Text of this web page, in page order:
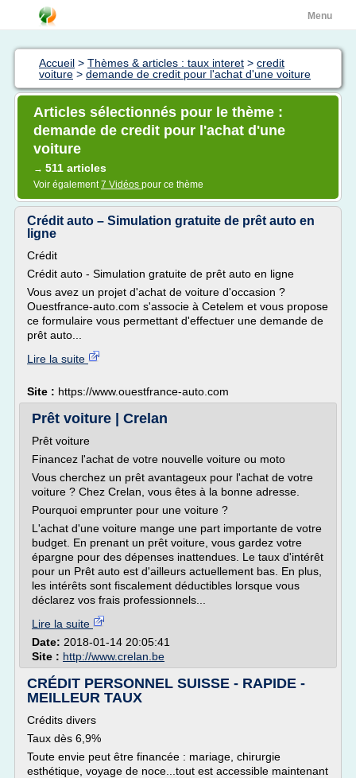
Menu
Accueil > Thèmes & articles : taux interet > credit
voiture > demande de credit pour l'achat d'une voiture
Articles sélectionnés pour le thème :
demande de credit pour l'achat d'une
voiture
→ 511 articles
Voir également7 Vidéos pour ce thème
Crédit auto – Simulation gratuite de prêt auto en
ligne
Crédit
Crédit auto - Simulation gratuite de prêt auto en ligne
Vous avez un projet d'achat de voiture d'occasion ?
Ouestfrance-auto.com s'associe à Cetelem et vous propose
ce formulaire vous permettant d'effectuer une demande de
prêt auto...
Lire la suite
Site : https://www.ouestfrance-auto.com
Prêt voiture | Crelan
Prêt voiture
Financez l'achat de votre nouvelle voiture ou moto
Vous cherchez un prêt avantageux pour l'achat de votre
voiture ? Chez Crelan, vous êtes à la bonne adresse.
Pourquoi emprunter pour une voiture ?
L'achat d'une voiture mange une part importante de votre
budget. En prenant un prêt voiture, vous gardez votre
épargne pour des dépenses inattendues. Le taux d'intérêt
pour un Prêt auto est d'ailleurs actuellement bas. En plus,
les intérêts sont fiscalement déductibles lorsque vous
déclarez vos frais professionnels...
Lire la suite
Date: 2018-01-14 20:05:41
Site : http://www.crelan.be
CRÉDIT PERSONNEL SUISSE - RAPIDE -
MEILLEUR TAUX
Crédits divers
Taux dès 6,9%
Toute envie peut être financée : mariage, chirurgie
esthétique, voyage de noce...tout est accessible maintenant